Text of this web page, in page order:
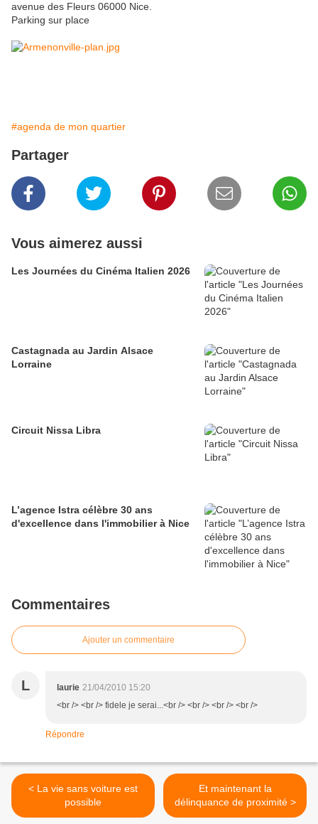
avenue des Fleurs 06000 Nice.
Parking sur place
#agenda de mon quartier
Partager
Vous aimerez aussi
Les Journées du Cinéma Italien 2026
Castagnada au Jardin Alsace
Lorraine
Circuit Nissa Libra
L’agence Istra célèbre 30 ans
d'excellence dans l'immobilier à Nice
Commentaires
Ajouter un commentaire
L laurie 21/04/2010 15:20
<br /> <br /> fidele je serai...<br /> <br /> <br /> <br />
Répondre
< La vie sans voiture est
possible
Et maintenant la
délinquance de proximité >